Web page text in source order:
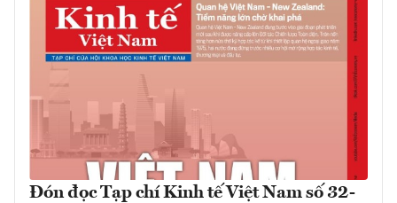
Đón đọc Tạp chí Kinh tế Việt Nam số 32-